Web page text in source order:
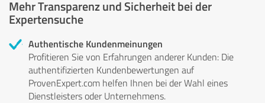
Mehr Transparenz und Sicherheit bei der
Expertensuche
Authentische Kundenmeinungen
Profitieren Sie von Erfahrungen anderer Kunden: Die
authentifizierten Kundenbewertungen auf
ProvenExpert.com helfen Ihnen bei der Wahl eines
Dienstleisters oder Unternehmens.